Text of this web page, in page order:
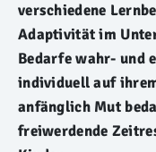
verschiedene
Adaptivität im
Bedarfe wahr- und
individuell auf
anfänglich Mut
freiwerdende